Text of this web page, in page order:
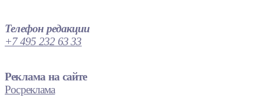
Телефон редакции
+7 495 232 63 33
Реклама на сайте
Росреклама